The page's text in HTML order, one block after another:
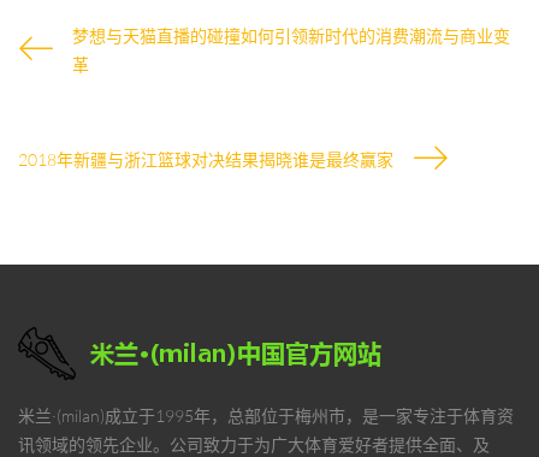
梦想与天猫直播的碰撞如何引领新时代的消费潮流与商业变
革
2018年新疆与浙江篮球对决结果揭晓谁是最终赢家
米兰·(milan)成立于1995年，总部位于梅州市，是一家专注于体育资
讯领域的领先企业。公司致力于为广大体育爱好者提供全面、及